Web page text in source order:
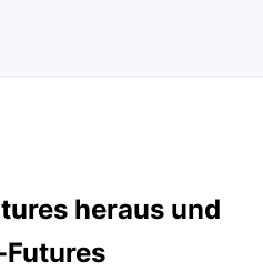
heraus und